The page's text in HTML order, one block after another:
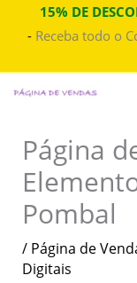
para
conteúdo
15% DE
- Receba todo o
Página
Pombal
/ Página de
Digitais